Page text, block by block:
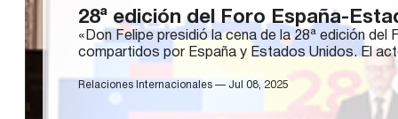
28ª edición del Foro España-
«Don Felipe presidió la cena de la 28ª edición
compartidos por España y Estados Unidos. El
Relaciones Internacionales — Jul 08, 2025